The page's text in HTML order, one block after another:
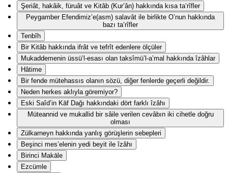
Şeriât, hakâik, füruât ve Kitâb (Kur’ân) hakkında kısa ta‘rîfler
Peygamber Efendimiz’e(asm) salavât ile birlikte O’nun hakkında
bazı ta‘rîfler
Tenbîh
Bir Kitâb hakkında ifrât ve tefrît edenlere ölçüler
Mukaddemenin üssü’l-esası olan taksîmü’l-a’mal hakkında îzâhlar
Hâtime
Bir fende mütehassıs olanın sözü, diğer fenlerde geçerli değildir.
Neden herkes aklıyla göremiyor?
Eski Saîd’in Kāf Dağı hakkındaki dört farklı îzâhı
Müteannid ve mukallid bir sâile verilen cevâbın iki cihetle doğru
olması
Zülkarneyn hakkında yanlış görüşlerin sebepleri
Beşinci mes’elenin yedi beyit ile îzâhı
Birinci Makāle
Ezcümle